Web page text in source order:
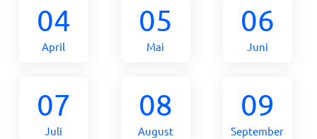
04
April
05
Mai
06
Juni
07
Juli
08
August
09
September